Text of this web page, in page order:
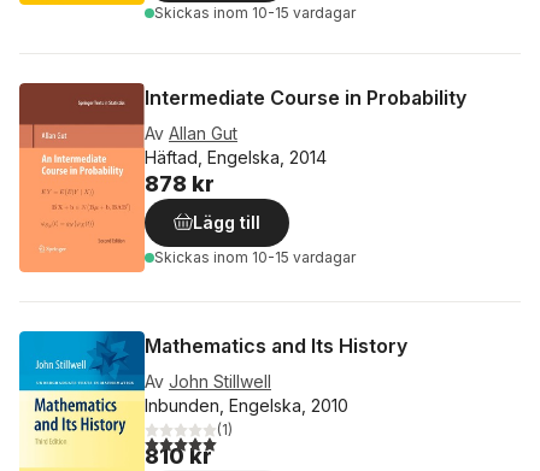
Skickas inom 10-15 vardagar
Intermediate Course in Probability
Av Allan Gut
Häftad, Engelska, 2014
878 kr
Lägg till
Skickas inom 10-15 vardagar
Mathematics and Its History
Av John Stillwell
Inbunden, Engelska, 2010
5,0utav 5 stjärnor. Totalt antal röster:
(1)
810 kr